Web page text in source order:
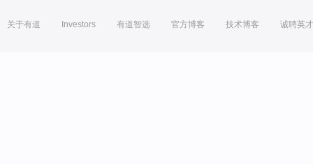
关于有道 Investors 有道智选 官方博客 技术博客 诚聘英才